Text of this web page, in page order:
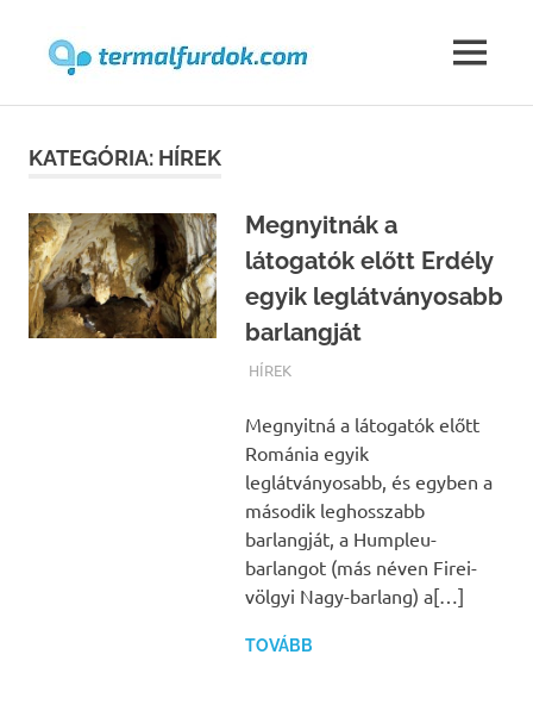
MENU
KATEGÓRIA: HÍREK
Megnyitnák a
látogatók előtt Erdély
egyik leglátványosabb
barlangját
TERMALFURDOK.COM
HÍREK
Megnyitná a látogatók előtt
Románia egyik
leglátványosabb, és egyben a
második leghosszabb
barlangját, a Humpleu-
barlangot (más néven Firei-
völgyi Nagy-barlang) a[…]
TOVÁBB